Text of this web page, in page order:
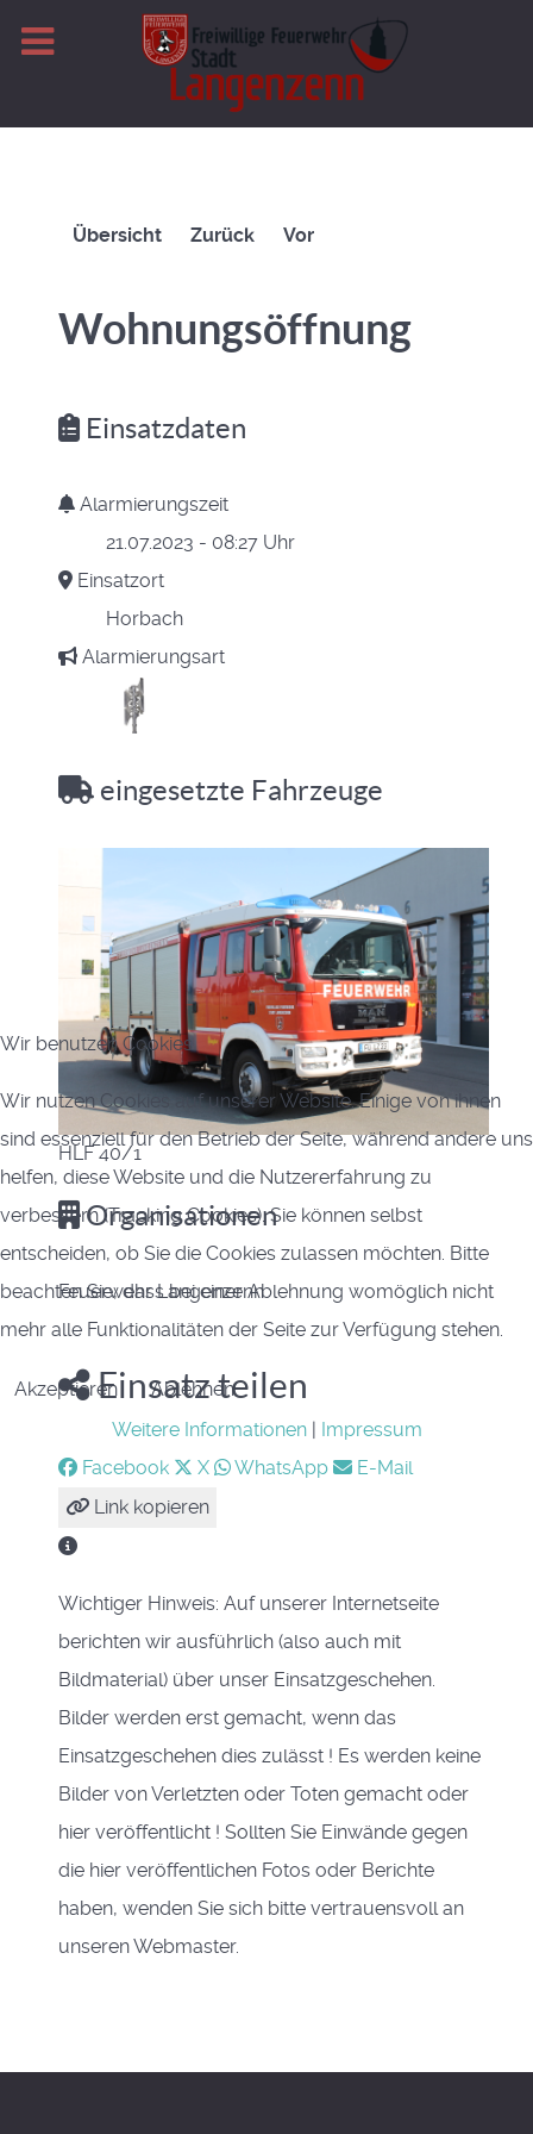
Übersicht Zurück Vor
Wohnungsöffnung
Einsatzdaten
Alarmierungszeit
21.07.2023 - 08:27 Uhr
Einsatzort
Horbach
Alarmierungsart
eingesetzte Fahrzeuge
HLF 40/1
Organisationen
Feuerwehr Langenzenn
Einsatz teilen
Facebook X WhatsApp
E-Mail
Link kopieren
Wichtiger Hinweis: Auf unserer Internetseite
berichten wir ausführlich (also auch mit
Bildmaterial) über unser Einsatzgeschehen.
Bilder werden erst gemacht, wenn das
Einsatzgeschehen dies zulässt ! Es werden keine
Bilder von Verletzten oder Toten gemacht oder
hier veröffentlicht ! Sollten Sie Einwände gegen
die hier veröffentlichen Fotos oder Berichte
haben, wenden Sie sich bitte vertrauensvoll an
unseren Webmaster.
Wir benutzen Cookies
Wir nutzen Cookies auf unserer Website. Einige von ihnen
sind essenziell für den Betrieb der Seite, während andere uns
helfen, diese Website und die Nutzererfahrung zu
verbessern (Tracking Cookies). Sie können selbst
entscheiden, ob Sie die Cookies zulassen möchten. Bitte
beachten Sie, dass bei einer Ablehnung womöglich nicht
mehr alle Funktionalitäten der Seite zur Verfügung stehen.
Akzeptieren
Ablehnen
Weitere Informationen| Impressum